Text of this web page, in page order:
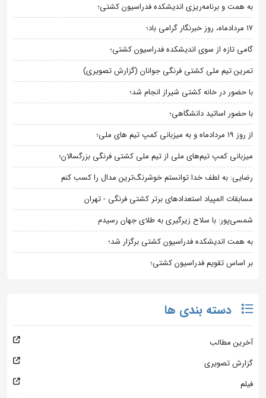
به همت و برنامه‌ریزی اندیشکده فدراسیون کشتی؛
۱۷ مردادماه، روز خبرنگار گرامی باد؛
گامی تازه از سوی اندیشکده فدراسیون کشتی؛
تمرین تیم ملی کشتی فرنگی جوانان (گزارش تصویری)
با حضور در خانه کشتی شیراز انجام شد؛
با حضور اساتید دانشگاهی؛
از روز 19 مردادماه و به میزبانی کمپ تیم های ملی؛
میزبانی کمپ تیم‌های ملی از تیم ملی کشتی فرنگی بزرگسالان؛
رضایی: به لطف خدا توانستم خوشرنگ‌ترین مدال را کسب کنم
مسابقات المپیاد استعدادهای برتر کشتی فرنگی - تهران
شمسی‌پور: با سلاح زیرگیری به طلای جهان رسیدم
به همت اندیشکده فدراسیون کشتی برگزار شد؛
بر اساس تقویم فدراسیون کشتی؛
دسته بندی ها
آخرین مطالب
گزارش تصویری
فیلم